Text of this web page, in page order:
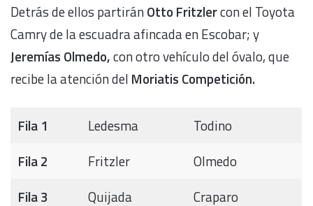
Detrás de ellos partiránOtto Fritzlercon el Toyota
Camry de la escuadra afincada en Escobar; y
Jeremías Olmedo,con otro vehículo del óvalo, que
recibe la atención del Moriatis Competición.
Fila 1 Ledesma
Todino
Fila 2
Fritzler
Olmedo
Fila 3
Quijada
Craparo